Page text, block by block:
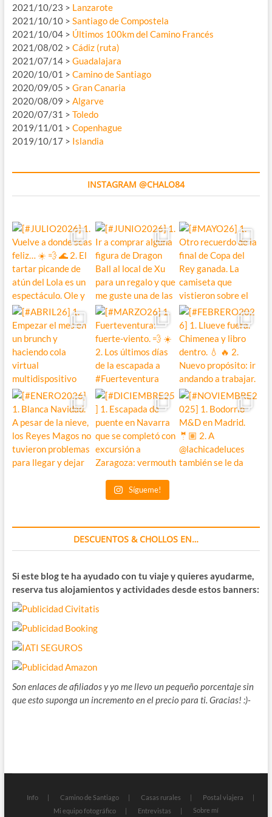
2021/10/23 > Lanzarote
2021/10/10 > Santiago de Compostela
2021/10/04 > Últimos 100km del Camino Francés
2021/08/02 > Cádiz (ruta)
2021/07/14 > Guadalajara
2020/10/01 > Camino de Santiago
2020/09/05 > Gran Canaria
2020/08/09 > Algarve
2020/07/31 > Toledo
2019/11/01 > Copenhague
2019/10/17 > Islandia
INSTAGRAM @CHALO84
Sígueme!
DESCUENTOS & CHOLLOS EN…
Si este blog te ha ayudado con tu viaje y quieres ayudarme,
reserva tus alojamientos y actividades desde estos banners:
Son enlaces de afiliados y yo me llevo un pequeño porcentaje sin
que esto suponga un incremento en el precio para ti. Gracias! :)-
Info Camino de Santiago Casas rurales
Postal viajera
Mi equipo fotográfico
Entrevistas Sobre mí